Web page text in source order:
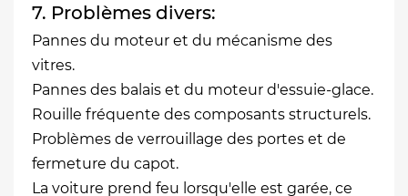
7. Problèmes divers:
Pannes du moteur et du mécanisme des
vitres.
Pannes des balais et du moteur d'essuie-glace.
Rouille fréquente des composants structurels.
Problèmes de verrouillage des portes et de
fermeture du capot.
La voiture prend feu lorsqu'elle est garée, ce